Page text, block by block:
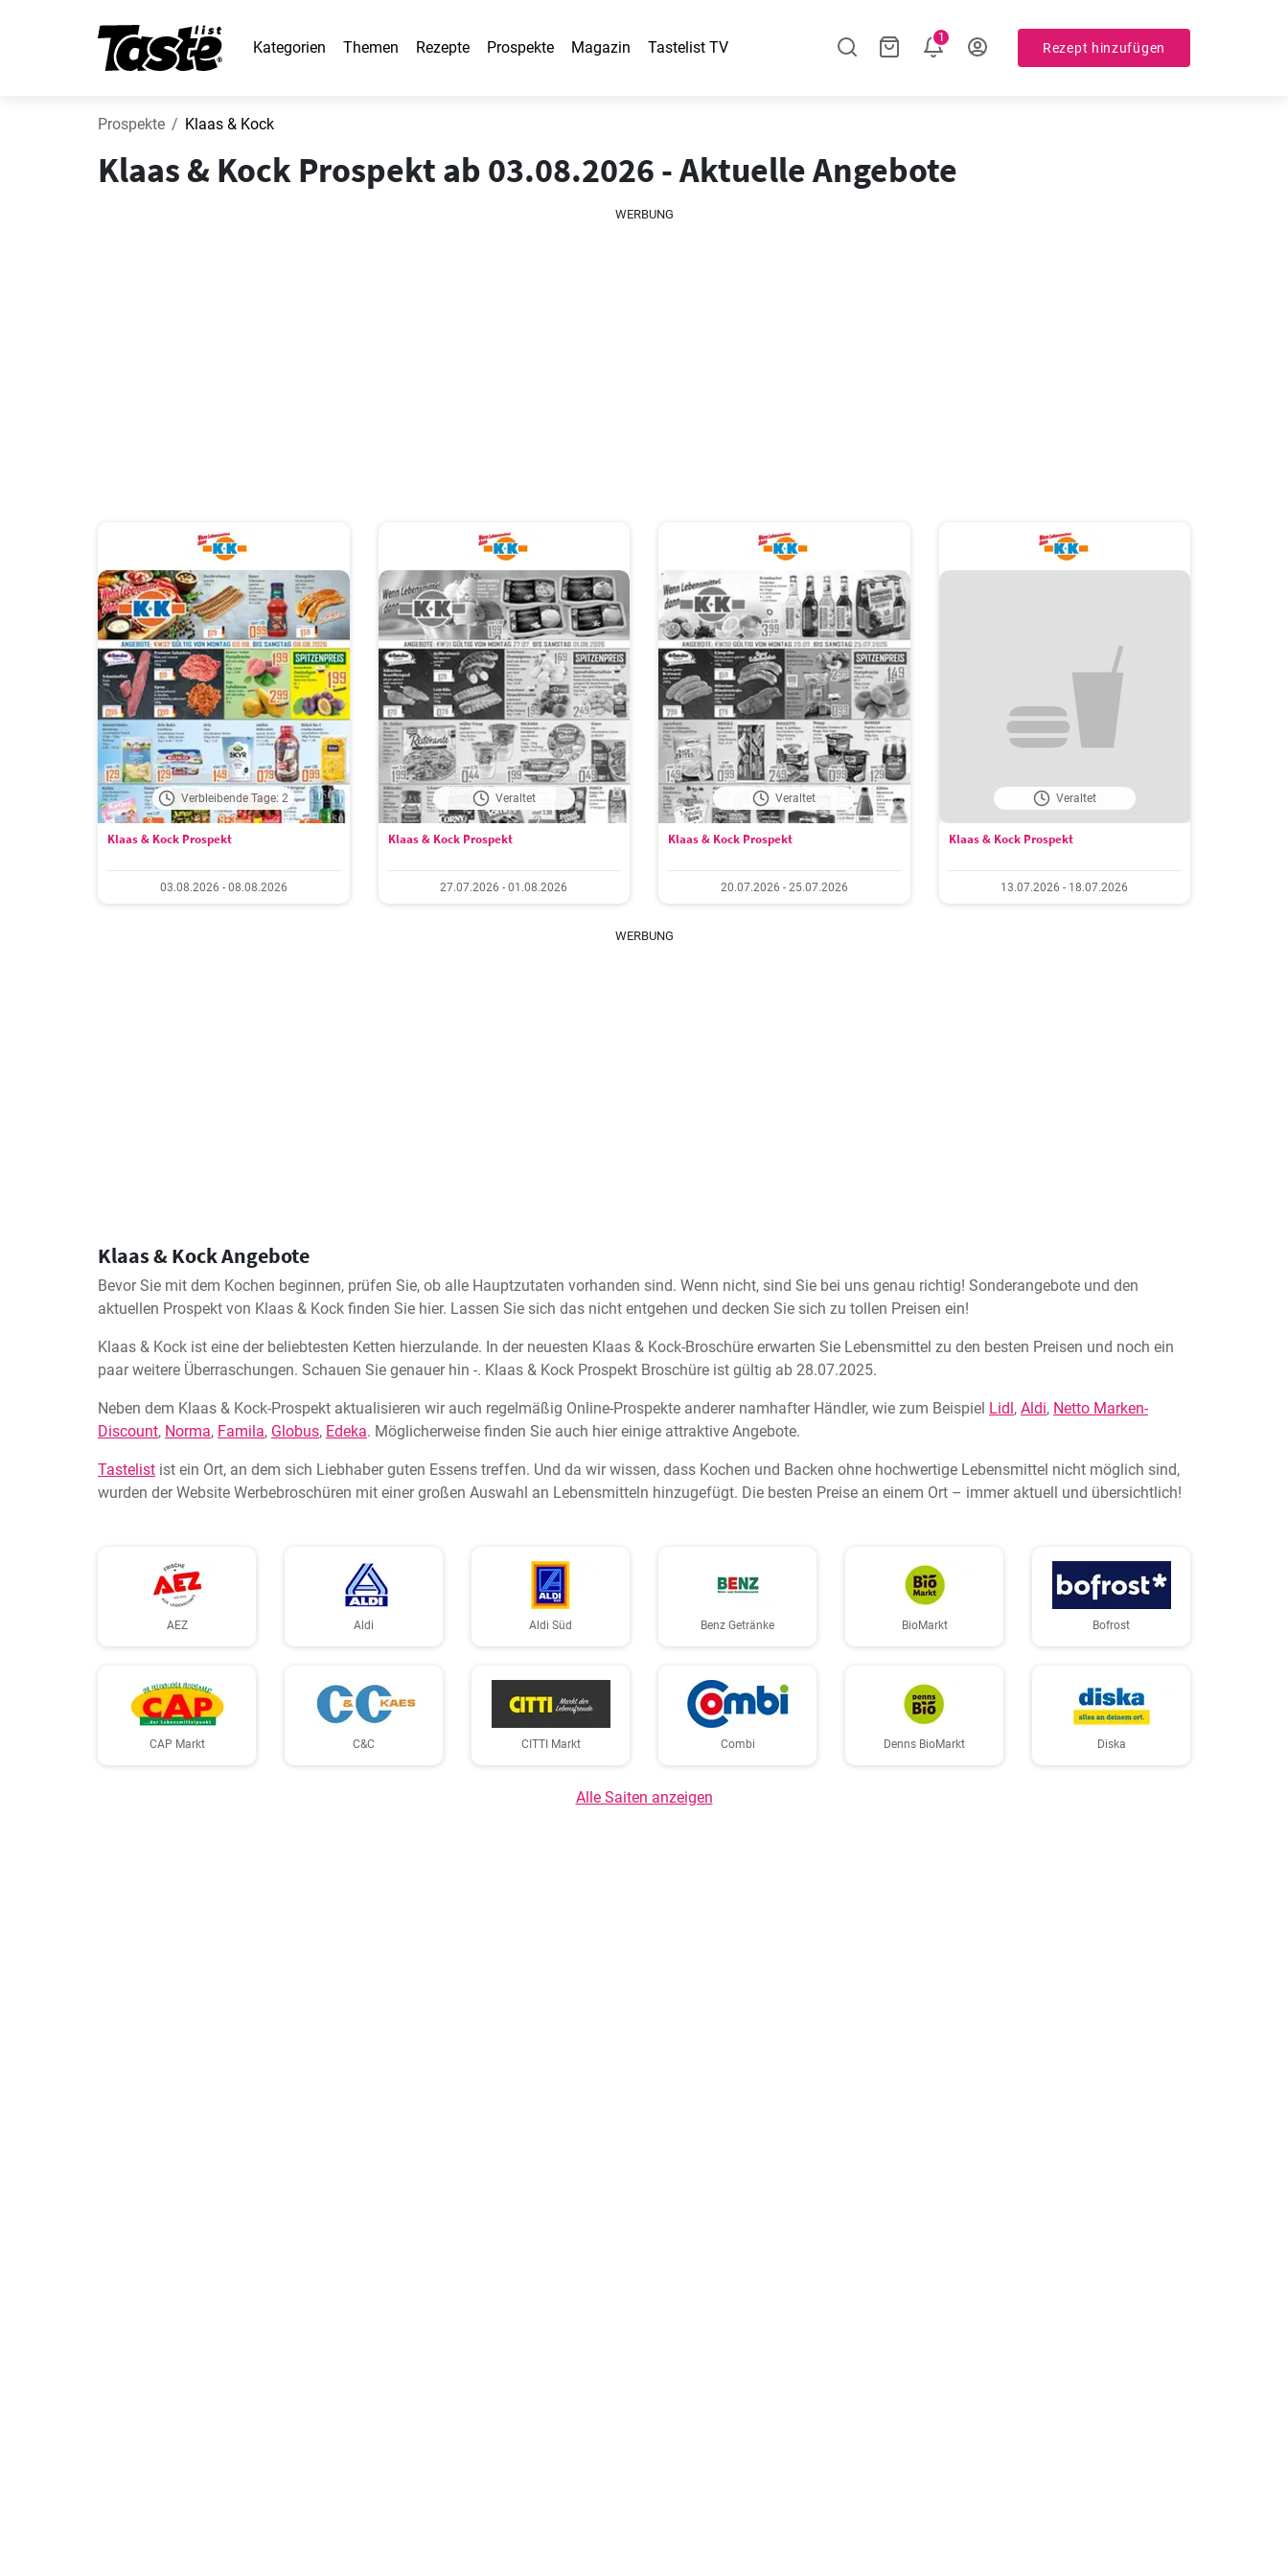
Kategorien Themen Rezepte Prospekte Magazin Tastelist TV
1
Rezept hinzufügen
Prospekte Klaas & Kock
Klaas & Kock Prospekt ab 03.08.2026 - Aktuelle Angebote
WERBUNG
Verbleibende Tage: 2
Klaas & Kock Prospekt
03.08.2026 - 08.08.2026
Veraltet
Klaas & Kock Prospekt
27.07.2026 - 01.08.2026
Veraltet
Klaas & Kock Prospekt
20.07.2026 - 25.07.2026
Veraltet
Klaas & Kock Prospekt
13.07.2026 - 18.07.2026
WERBUNG
Klaas & Kock Angebote
Bevor Sie mit dem Kochen beginnen, prüfen Sie, ob alle Hauptzutaten vorhanden sind. Wenn nicht, sind Sie bei uns genau richtig! Sonderangebote und den
aktuellen Prospekt von Klaas & Kock finden Sie hier. Lassen Sie sich das nicht entgehen und decken Sie sich zu tollen Preisen ein!
Klaas & Kock ist eine der beliebtesten Ketten hierzulande. In der neuesten Klaas & Kock-Broschüre erwarten Sie Lebensmittel zu den besten Preisen und noch ein
paar weitere Überraschungen. Schauen Sie genauer hin -. Klaas & Kock Prospekt Broschüre ist gültig ab 28.07.2025.
Neben dem Klaas & Kock-Prospekt aktualisieren wir auch regelmäßig Online-Prospekte anderer namhafter Händler, wie zum Beispiel Lidl, Aldi, Netto Marken-
Discount, Norma, Famila, Globus, Edeka. Möglicherweise finden Sie auch hier einige attraktive Angebote.
Tastelist ist ein Ort, an dem sich Liebhaber guten Essens treffen. Und da wir wissen, dass Kochen und Backen ohne hochwertige Lebensmittel nicht möglich sind,
wurden der Website Werbebroschüren mit einer großen Auswahl an Lebensmitteln hinzugefügt. Die besten Preise an einem Ort – immer aktuell und übersichtlich!
AEZ Aldi Aldi Süd Benz Getränke BioMarkt Bofrost
CAP Markt C&C CITTI Markt Combi Denns BioMarkt Diska
Alle Saiten anzeigen